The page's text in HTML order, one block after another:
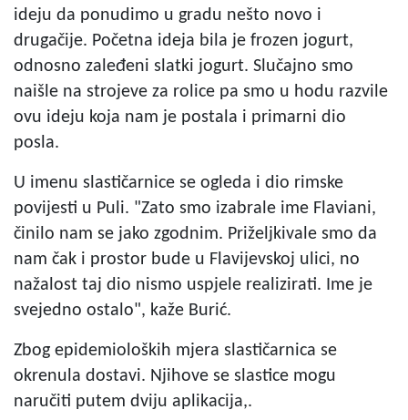
ideju da ponudimo u gradu nešto novo i
drugačije. Početna ideja bila je frozen jogurt,
odnosno zaleđeni slatki jogurt. Slučajno smo
naišle na strojeve za rolice pa smo u hodu razvile
ovu ideju koja nam je postala i primarni dio
posla.
U imenu slastičarnice se ogleda i dio rimske
povijesti u Puli. "Zato smo izabrale ime Flaviani,
činilo nam se jako zgodnim. Priželjkivale smo da
nam čak i prostor bude u Flavijevskoj ulici, no
nažalost taj dio nismo uspjele realizirati. Ime je
svejedno ostalo", kaže Burić.
Zbog epidemioloških mjera slastičarnica se
okrenula dostavi. Njihove se slastice mogu
naručiti putem dviju aplikacija,.